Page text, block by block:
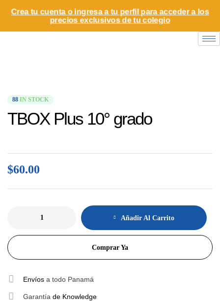
Crea tu cuenta o ingresa a tu perfil para acceder a los
precios exclusivos de tu colegio
88 IN STOCK
TBOX Plus 10° grado
$60.00
Añadir Al Carrito
Comprar Ya
Envíos a todo Panamá
Garantía de Knowledge